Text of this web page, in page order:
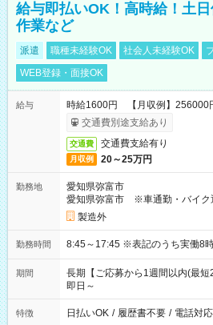
給与即払いOK！高時給！土
作業など
派遣 職種未経験OK 社会人未経験OK
WEB登録・面接OK
給与
時給1600円 【月収例】256000
交通費別途支給あり
交通費 交通費支給有り
月収例 20～25万円
勤務地
愛知県弥富市
愛知県弥富市 ※車通勤・バイク
製造外
勤務時間 8:45～17:45 ※表記のうち実
期間
長期【ご応募から1週間以内(最短
即日～
特徴 日払いOK / 履歴書不要 / 電話対